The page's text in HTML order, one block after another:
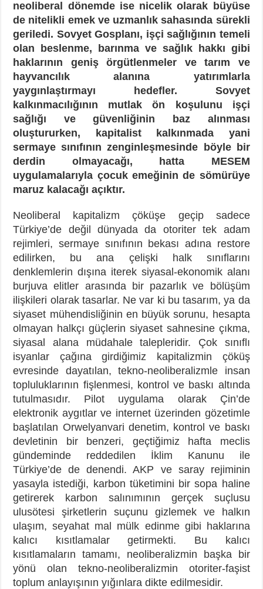
neoliberal dönemde ise nicelik olarak büyüse
de nitelikli emek ve uzmanlık sahasında sürekli
geriledi. Sovyet Gosplanı, işçi sağlığının temeli
olan beslenme, barınma ve sağlık hakkı gibi
haklarının geniş örgütlenmeler ve tarım ve
hayvancılık alanına yatırımlarla
yaygınlaştırmayı hedefler. Sovyet
kalkınmacılığının mutlak ön koşulunu işçi
sağlığı ve güvenliğinin baz alınması
oluştururken, kapitalist kalkınmada yani
sermaye sınıfının zenginleşmesinde böyle bir
derdin olmayacağı, hatta MESEM
uygulamalarıyla çocuk emeğinin de sömürüye
maruz kalacağı açıktır.
Neoliberal kapitalizm çöküşe geçip sadece
Türkiye’de değil dünyada da otoriter tek adam
rejimleri, sermaye sınıfının bekası adına restore
edilirken, bu ana çelişki halk sınıflarını
denklemlerin dışına iterek siyasal-ekonomik alanı
burjuva elitler arasında bir pazarlık ve bölüşüm
ilişkileri olarak tasarlar. Ne var ki bu tasarım, ya da
siyaset mühendisliğinin en büyük sorunu, hesapta
olmayan halkçı güçlerin siyaset sahnesine çıkma,
siyasal alana müdahale talepleridir. Çok sınıflı
isyanlar çağına girdiğimiz kapitalizmin çöküş
evresinde dayatılan, tekno-neoliberalizmle insan
topluluklarının fişlenmesi, kontrol ve baskı altında
tutulmasıdır. Pilot uygulama olarak Çin’de
elektronik aygıtlar ve internet üzerinden gözetimle
başlatılan Orwelyanvari denetim, kontrol ve baskı
devletinin bir benzeri, geçtiğimiz hafta meclis
gündeminde reddedilen İklim Kanunu ile
Türkiye’de de denendi. AKP ve saray rejiminin
yasayla istediği, karbon tüketimini bir sopa haline
getirerek karbon salınımının gerçek suçlusu
ulusötesi şirketlerin suçunu gizlemek ve halkın
ulaşım, seyahat mal mülk edinme gibi haklarına
kalıcı kısıtlamalar getirmekti. Bu kalıcı
kısıtlamaların tamamı, neoliberalizmin başka bir
yönü olan tekno-neoliberalizmin otoriter-faşist
toplum anlayışının yığınlara dikte edilmesidir.